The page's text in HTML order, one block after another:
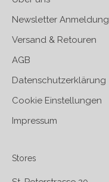
Newsletter Anmeldung
Versand & Retouren
AGB
Datenschutzerklärung
Cookie Einstellungen
Impressum
Stores